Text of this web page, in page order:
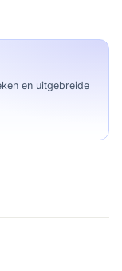
en uitgebreide